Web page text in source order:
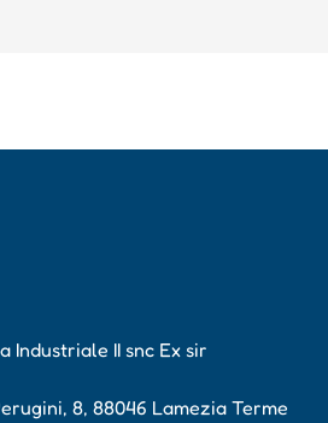
Industriale II snc Ex sir
8, 88046 Lamezia Terme